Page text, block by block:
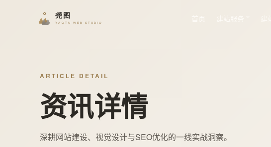
ARTICLE DETAIL
资讯详情
深耕网站建设、视觉设计与SEO优化的一线实战洞察。